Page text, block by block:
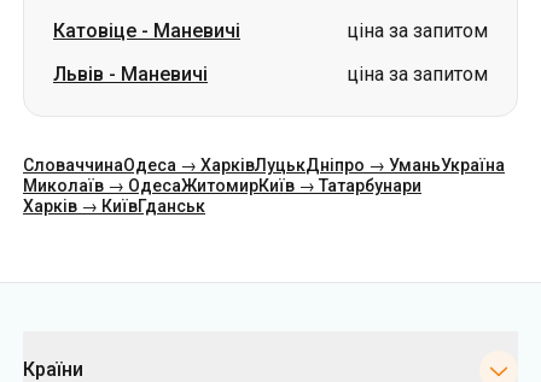
Катовіце - Маневичі
ціна за запитом
Львів - Маневичі ціна за запитом
СловаччинаОдеса → ХарківЛуцькДніпро → УманьУкраїна
Миколаїв → ОдесаЖитомирКиїв → Татарбунари
Харків → КиївГданськ
Країни